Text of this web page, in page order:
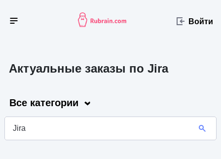
Войти
Актуальные заказы по Jira
Все категории